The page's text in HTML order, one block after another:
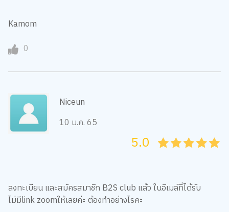
Kamom
0
Niceun
10 ม.ค. 65
45
4
35
3
25
2
15
1
05
5.0
ลงทะเบียน และสมัครสมาชิก B2S club แล้ว ในอิเมล์ที่ได้รับ
ไม่มีlink zoomให้เลยค่ะ ต้องทำอย่างไรคะ